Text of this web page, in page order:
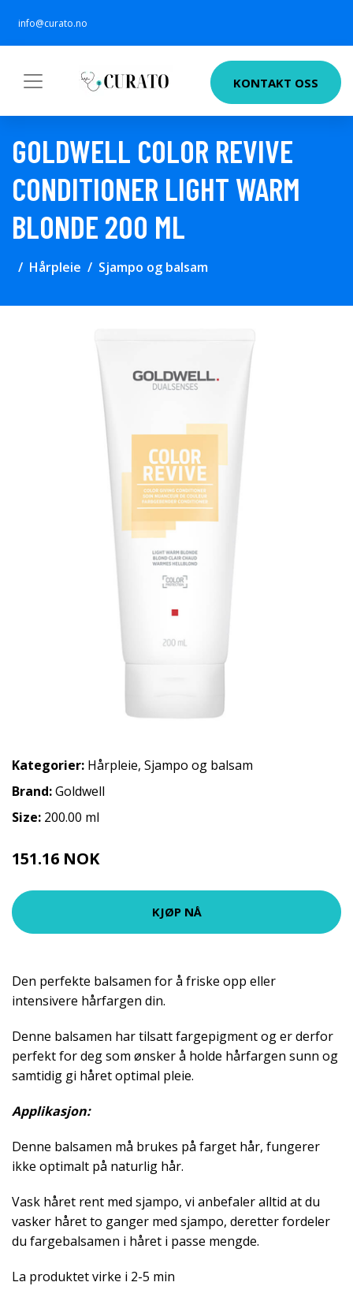
info@curato.no
KONTAKT OSS
GOLDWELL COLOR REVIVE
CONDITIONER LIGHT WARM
BLONDE 200 ML
Hårpleie Sjampo og balsam
Kategorier: Hårpleie, Sjampo og balsam
Brand:Goldwell
Size: 200.00 ml
151.16 NOK
KJØP NÅ
Den perfekte balsamen for å friske opp eller
intensivere hårfargen din.
Denne balsamen har tilsatt fargepigment og er derfor
perfekt for deg som ønsker å holde hårfargen sunn og
samtidig gi håret optimal pleie.
Applikasjon:
Denne balsamen må brukes på farget hår, fungerer
ikke optimalt på naturlig hår.
Vask håret rent med sjampo, vi anbefaler alltid at du
vasker håret to ganger med sjampo, deretter fordeler
du fargebalsamen i håret i passe mengde.
La produktet virke i 2-5 min